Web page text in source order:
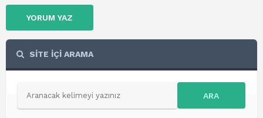
YORUM YAZ
SİTE İÇİ ARAMA
ARA